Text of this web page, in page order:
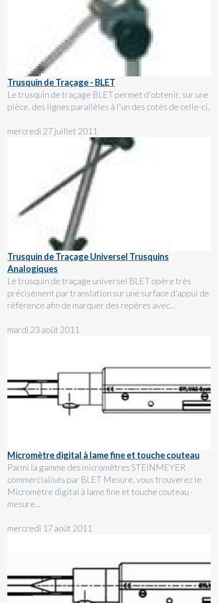
Trusquin de Traçage - BLET
Le trusquin de traçage BLET permet d'obtenir, sur une
pièce, des lignes parallèles à l'un des cotés de celle-ci.
mercredi 27 juillet 2011
Trusquin de Traçage Universel Trusquins
Analogiques
Le trusquin de traçage universel BLET opère très
précisément par translation sur une surface d'appui de
référence afin de marquer des repères avec...
mardi 23 août 2011
Micromètre digital à lame fine et touche couteau
Parmi la gamme des micromètres STEINMEYER
commercialisés par BLET Mesure, vous trouverez le
Micromètre digital à lame fine et touche couteau -
mesure...
mercredi 17 août 2011